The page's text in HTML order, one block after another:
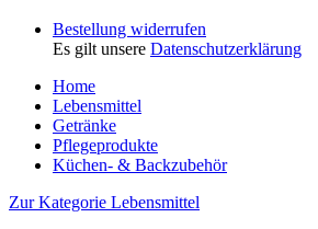
Bestellung widerrufen
Es gilt unsere Datenschutzerklärung
Home
Lebensmittel
Getränke
Pflegeprodukte
Küchen- & Backzubehör
Zur Kategorie Lebensmittel